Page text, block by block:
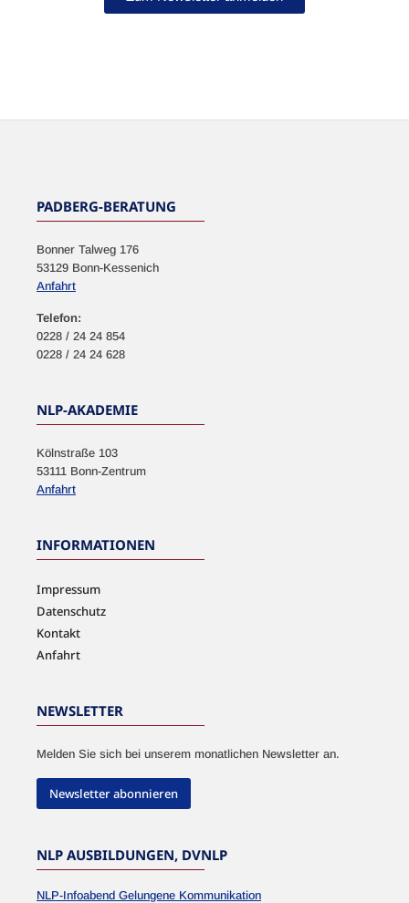
NEWSLETTER
PADBERG-BERATUNG
Bonner Talweg 176
53129 Bonn-Kessenich
Anfahrt
Telefon:
0228 / 24 24 854
0228 / 24 24 628
NLP-AKADEMIE
Kölnstraße 103
53111 Bonn-Zentrum
Anfahrt
INFORMATIONEN
Impressum
Datenschutz
Kontakt
Anfahrt
NEWSLETTER
Melden Sie sich bei unserem monatlichen Newsletter an.
Newsletter abonnieren
NLP AUSBILDUNGEN, DVNLP
NLP-Infoabend Gelungene Kommunikation